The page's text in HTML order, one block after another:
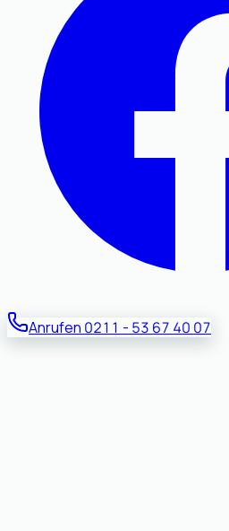
Anrufen 0211 - 53 67 40 07